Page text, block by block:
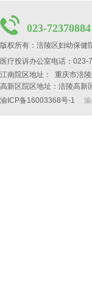
023-72370884
版权所有：涪陵区妇幼保
医疗投诉办公室电话：023-
江南院区地址： 重庆市涪
高新区院区地址：涪陵高新
渝ICP备16003368号-1